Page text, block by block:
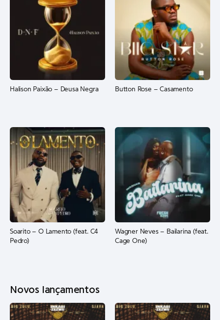
Halison Paixão – Deusa Negra Button Rose – Casamento
Soarito – O Lamento (feat. C4
Pedro)
Wagner Neves – Bailarina (feat.
Cage One)
Novos lançamentos